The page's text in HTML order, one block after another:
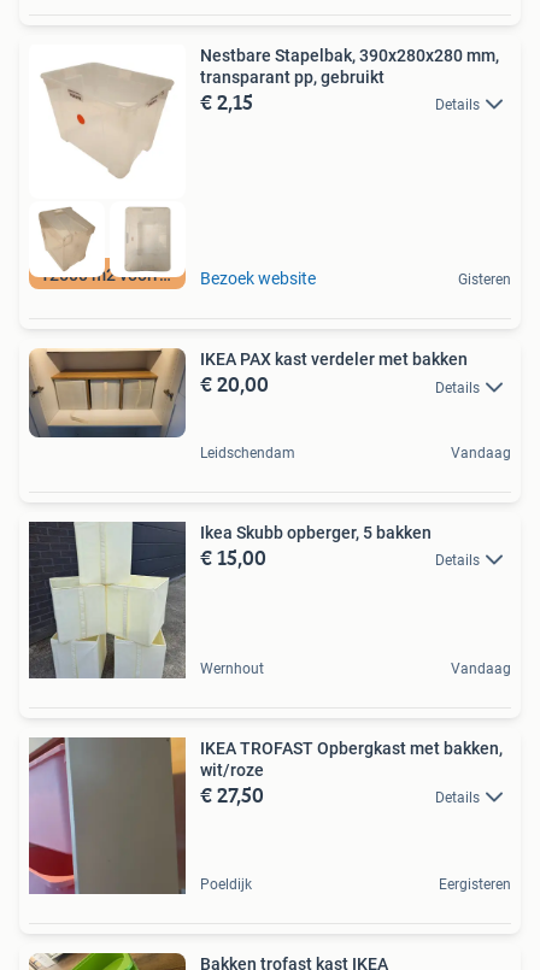
12500 m2 voorraad
Nestbare Stapelbak, 390x280x280 mm,
transparant pp, gebruikt
€ 2,15 Details
Bezoek website Gisteren
IKEA PAX kast verdeler met bakken
€ 20,00 Details
Leidschendam Vandaag
Ikea Skubb opberger, 5 bakken
€ 15,00 Details
Wernhout Vandaag
IKEA TROFAST Opbergkast met bakken,
wit/roze
€ 27,50 Details
Poeldijk Eergisteren
Bakken trofast kast IKEA